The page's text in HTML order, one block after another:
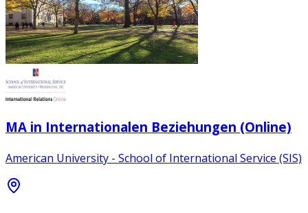
MA in Internationalen Beziehungen (Online)
American University - School of International Service (SIS)